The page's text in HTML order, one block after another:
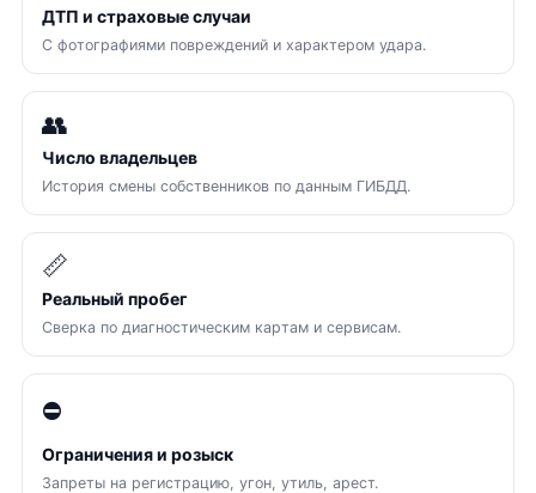
ДТП и страховые случаи
С фотографиями повреждений и характером удара.
👥
Число владельцев
История смены собственников по данным ГИБДД.
📏
Реальный пробег
Сверка по диагностическим картам и сервисам.
⛔
Ограничения и розыск
Запреты на регистрацию, угон, утиль, арест.